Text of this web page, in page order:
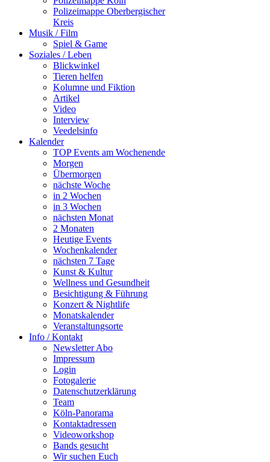
Polizeimappe Oberbergischer
Kreis
Musik / Film
Spiel & Game
Soziales / Leben
Blickwinkel
Tieren helfen
Kolumne und Fiktion
Artikel
Video
Interview
Veedelsinfo
Kalender
TOP Events am Wochenende
Morgen
Übermorgen
nächste Woche
in 2 Wochen
in 3 Wochen
nächsten Monat
2 Monaten
Heutige Events
Wochenkalender
nächsten 7 Tage
Kunst & Kultur
Wellness und Gesundheit
Besichtigung & Führung
Konzert & Nightlife
Monatskalender
Veranstaltungsorte
Info / Kontakt
Newsletter Abo
Impressum
Login
Fotogalerie
Datenschutzerklärung
Team
Köln-Panorama
Kontaktadressen
Videoworkshop
Bands gesucht
Wir suchen Euch